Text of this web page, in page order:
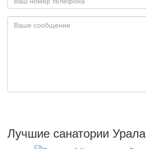
Лучшие санатории Урала